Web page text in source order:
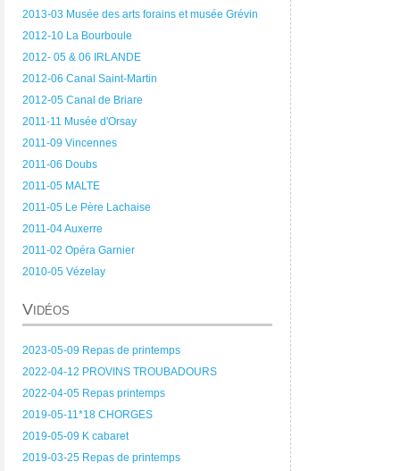
2013-03 Musée des arts forains et musée Grévin
2012-10 La Bourboule
2012- 05 & 06 IRLANDE
2012-06 Canal Saint-Martin
2012-05 Canal de Briare
2011-11 Musée d'Orsay
2011-09 Vincennes
2011-06 Doubs
2011-05 MALTE
2011-05 Le Père Lachaise
2011-04 Auxerre
2011-02 Opéra Garnier
2010-05 Vézelay
Vidéos
2023-05-09 Repas de printemps
2022-04-12 PROVINS TROUBADOURS
2022-04-05 Repas printemps
2019-05-11*18 CHORGES
2019-05-09 K cabaret
2019-03-25 Repas de printemps